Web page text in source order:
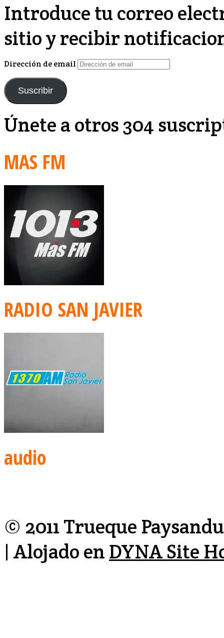
Introduce tu correo
sitio y recibir
Dirección de email
Suscribir
Únete a otros 304
MAS FM
RADIO SAN JAVIER
audio
© 2011 Trueque
| Alojado en DYNA Site